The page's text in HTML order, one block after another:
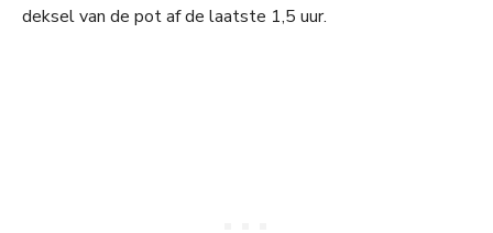
deksel van de pot af de laatste 1,5 uur.